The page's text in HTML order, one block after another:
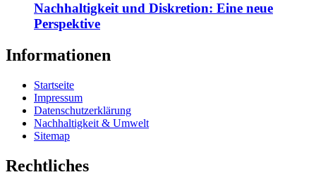
Nachhaltigkeit und Diskretion: Eine neue
Perspektive
Informationen
Startseite
Impressum
Datenschutzerklärung
Nachhaltigkeit & Umwelt
Sitemap
Rechtliches